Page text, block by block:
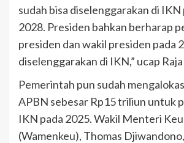
sudah bisa diselenggarakan di
2028. Presiden bahkan berharap
presiden dan wakil presiden pada
diselenggarakan di IKN,” ucap
Pemerintah pun sudah
APBN sebesar Rp15 triliun untuk
IKN pada 2025. Wakil Menteri
(Wamenkeu), Thomas